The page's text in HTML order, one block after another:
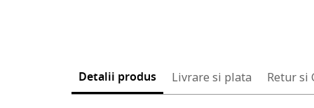
Detalii produs Livrare si plata Retur si